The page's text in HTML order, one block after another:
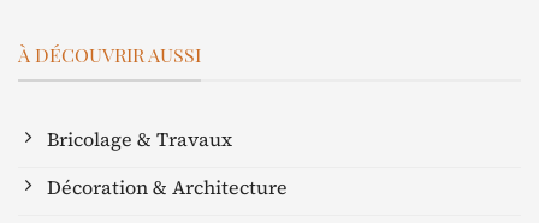
À DÉCOUVRIR AUSSI
Bricolage & Travaux
Décoration & Architecture